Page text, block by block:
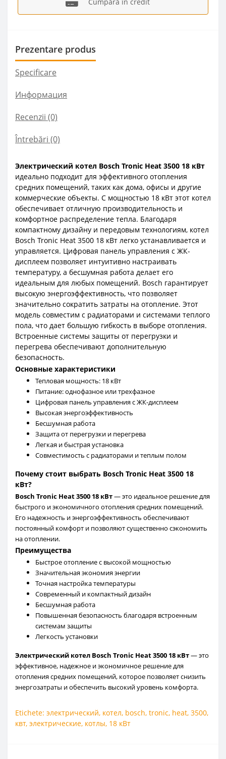
Prezentare produs
Specificare
Информация
Recenzii (0)
Întrebări (0)
Электрический котел Bosch Tronic Heat 3500 18 кВт
идеально подходит для эффективного отопления
средних помещений, таких как дома, офисы и другие
коммерческие объекты. С мощностью 18 кВт этот котел
обеспечивает отличную производительность и
комфортное распределение тепла. Благодаря
компактному дизайну и передовым технологиям, котел
Bosch Tronic Heat 3500 18 кВт легко устанавливается и
управляется. Цифровая панель управления с ЖК-
дисплеем позволяет интуитивно настраивать
температуру, а бесшумная работа делает его
идеальным для любых помещений. Bosch гарантирует
высокую энергоэффективность, что позволяет
значительно сократить затраты на отопление. Этот
модель совместим с радиаторами и системами теплого
пола, что дает большую гибкость в выборе отопления.
Встроенные системы защиты от перегрузки и
перегрева обеспечивают дополнительную
безопасность.
Основные характеристики
Тепловая мощность: 18 кВт
Питание: однофазное или трехфазное
Цифровая панель управления с ЖК-дисплеем
Высокая энергоэффективность
Бесшумная работа
Защита от перегрузки и перегрева
Легкая и быстрая установка
Совместимость с радиаторами и теплым полом
Почему стоит выбрать Bosch Tronic Heat 3500 18
кВт?
Bosch Tronic Heat 3500 18 кВт— это идеальное решение для
быстрого и экономичного отопления средних помещений.
Его надежность и энергоэффективность обеспечивают
постоянный комфорт и позволяют существенно сэкономить
на отоплении.
Преимущества
Быстрое отопление с высокой мощностью
Значительная экономия энергии
Точная настройка температуры
Современный и компактный дизайн
Бесшумная работа
Повышенная безопасность благодаря встроенным
системам защиты
Легкость установки
Электрический котел Bosch Tronic Heat 3500 18 кВт— это
эффективное, надежное и экономичное решение для
отопления средних помещений, которое позволяет снизить
энергозатраты и обеспечить высокий уровень комфорта.
Etichete: электрический, котел, bosch, tronic, heat, 3500,
квт, электрические, котлы, 18 кВт